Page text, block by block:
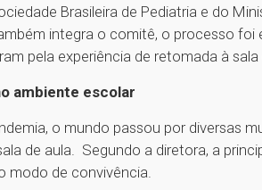
Brasileira de Pediatria e do
integra o comitê, o processo
pela experiência de retomada à sala
ambiente escolar
o mundo passou por diversas
de aula. Segundo a diretora, a
modo de convivência.